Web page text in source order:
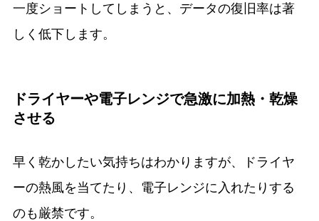
一度ショートしてしまうと、データの復旧率は著
しく低下します。
ドライヤーや電子レンジで急激に加熱・乾燥
させる
早く乾かしたい気持ちはわかりますが、ドライヤ
ーの熱風を当てたり、電子レンジに入れたりする
のも厳禁です。